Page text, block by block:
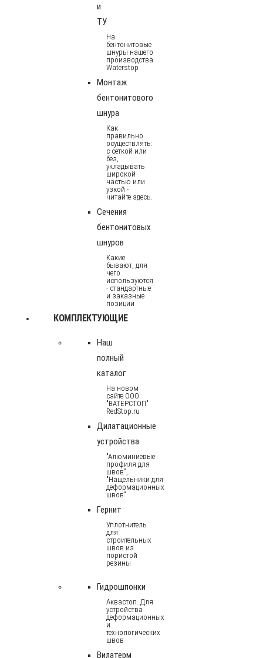
и
ТУ
На
бентонитовые
шнуры нашего
производства
Waterstop
Монтаж
бентонитового
шнура
Как
правильно
осуществлять:
с сеткой или
без,
укладывать
широкой
частью или
узкой -
читайте здесь.
Сечения
бентонитовых
шнуров
Какие
бывают, для
чего
используются
- стандартные
и заказные
позиции
КОМПЛЕКТУЮЩИЕ
Наш
полный
каталог
На новом
сайте ООО
"ВАТЕРСТОП"
RedStop.ru
Дилатационные
устройства
"Алюминиевые
профиля для
швов",
"Нащельники для
деформационных
швов"
Гернит
Уплотнитель
для
строительных
швов из
пористой
резины
Гидрошпонки
Аквастоп. Для
устройства
деформационных
и
технологических
швов
Вилатерм